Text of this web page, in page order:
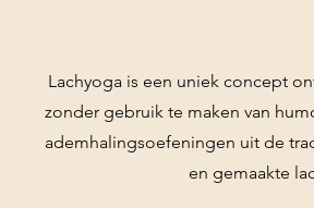
Lachyoga is een uniek concept
zonder gebruik te maken van
ademhalingsoefeningen uit de
en gemaakte